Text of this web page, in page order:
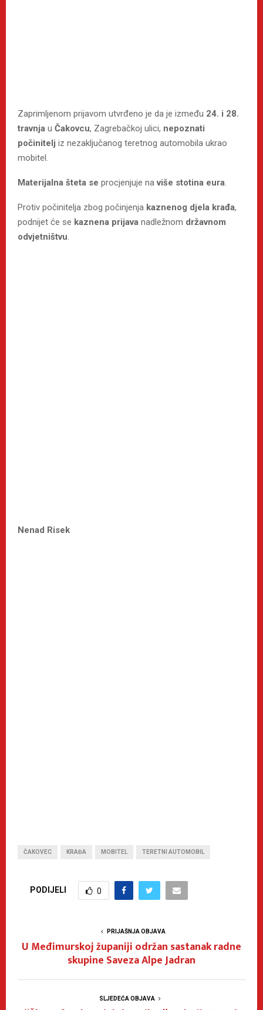
Zaprimljenom prijavom utvrđeno je da je između 24. i 28.
travnja u Čakovcu, Zagrebačkoj ulici, nepoznati
počinitelj iz nezaključanog teretnog automobila ukrao
mobitel.
Materijalna šteta se procjenjuje naviše stotina eura.
Protiv počinitelja zbog počinjenja kaznenog djela krađa,
podnijet će se kaznena prijava nadležnom državnom
odvjetništvu.
Nenad Risek
ČAKOVEC KRAĐA MOBITEL TERETNI AUTOMOBIL
PODIJELI 0
PRIJAŠNJA OBJAVA
U Međimurskoj županiji održan sastanak radne
skupine Saveza Alpe Jadran
SLJEDEĆA OBJAVA